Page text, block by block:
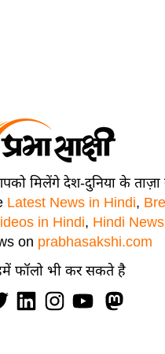
मिलेंगे देश-दुनिया के ताज़ा
Latest News in Hindi,
in Hindi, Hindi
on prabhasakshi.com
फॉलो भी कर सकते है